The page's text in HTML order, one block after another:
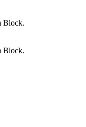
Block.
Block.